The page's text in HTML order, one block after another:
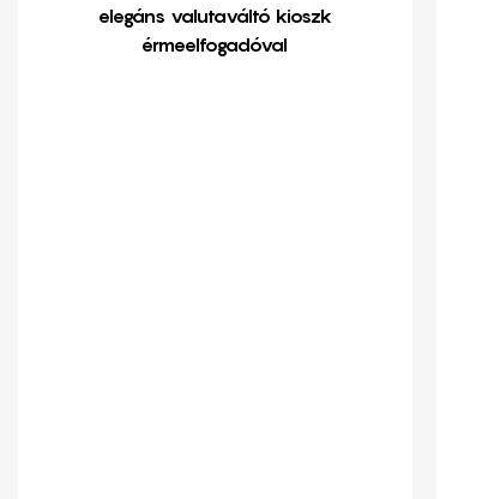
elegáns valutaváltó kioszk
érmeelfogadóval